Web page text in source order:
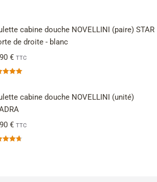
cabine douche NOVELLINI (paire) STAR
de droite - blanc
€ TTC
cabine douche NOVELLINI (unité)
€ TTC